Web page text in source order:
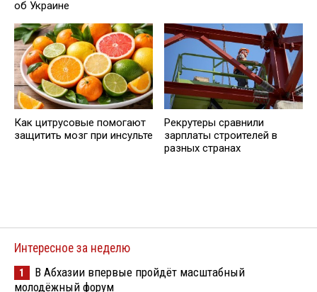
об Украине
Как цитрусовые помогают
защитить мозг при инсульте
Рекрутеры сравнили
зарплаты строителей в
разных странах
Интересное за неделю
1
В Абхазии впервые пройдёт масштабный
молодёжный форум